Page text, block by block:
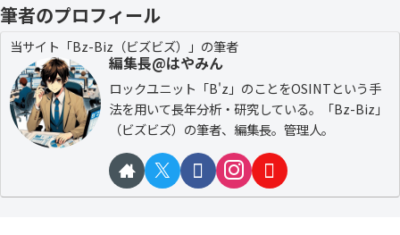
筆者のプロフィール
当サイト「Bz-Biz（ビズビズ）」の筆者
編集長@はやみん
ロックユニット「B'z」のことをOSINTという手
法を用いて長年分析・研究している。「Bz-Biz」
（ビズビズ）の筆者、編集長。管理人。